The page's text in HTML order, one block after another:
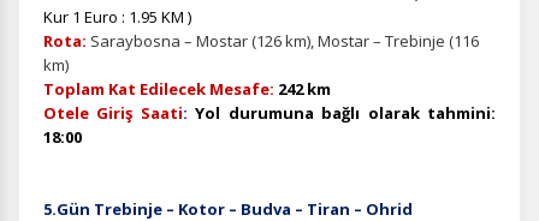
Zorunlu Çerezler
Oturum yönetimi, güvenlik ve temel site işlevleri için
gereklidir. Bu çerezler olmadan site düzgün çalışmaz ve
Kur 1 Euro : 1.95 KM )
Rota: Saraybosna – Mostar (126 km), Mostar – Trebinje (116
km)
Toplam Kat Edilecek Mesafe: 242 km
Otele Giriş Saati: Yol durumuna bağlı olarak tahmini:
18:00
5.Gün Trebinje – Kotor – Budva – Tiran – Ohrid